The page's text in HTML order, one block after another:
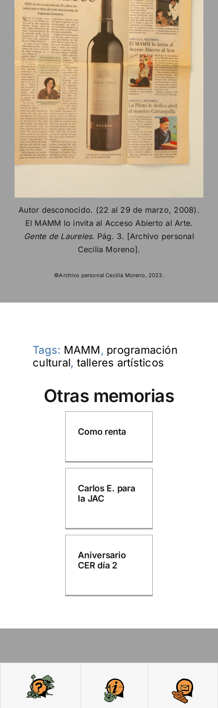
Autor desconocido. (22 al 29 de marzo, 2008).
El MAMM lo invita al Acceso Abierto al Arte.
Gente de Laureles. Pág. 3. [Archivo personal
Cecilia Moreno].
©Archivo personal Cecilia Moreno, 2023.
Tags: MAMM, programación
cultural, talleres artísticos
Otras memorias
Como renta
Carlos E. para
la JAC
Aniversario
CER día 2